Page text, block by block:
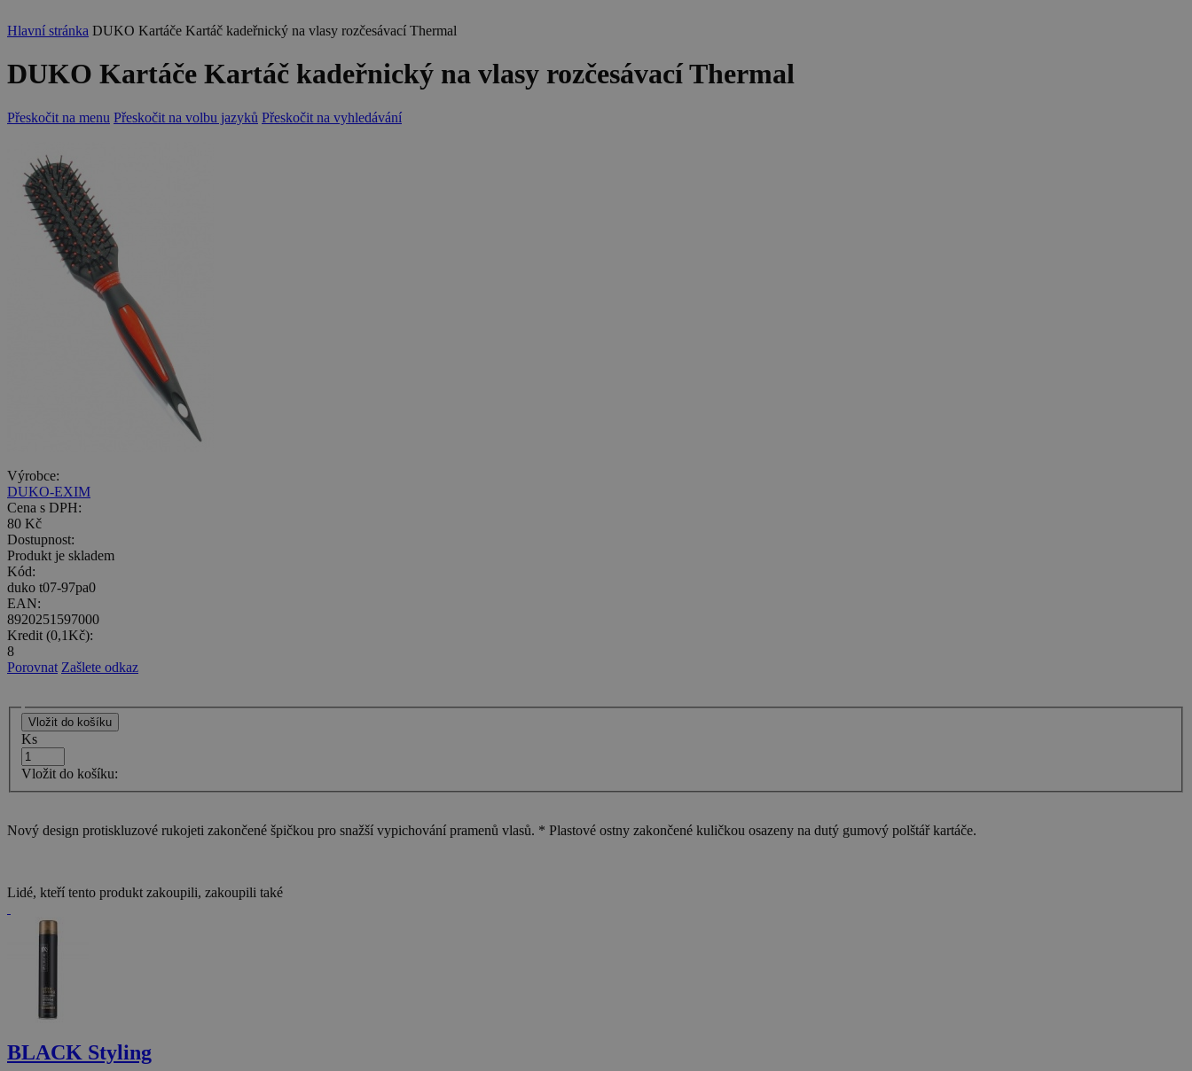
Hlavní stránka DUKO Kartáče Kartáč kadeřnický na vlasy rozčesávací Thermal
DUKO Kartáče Kartáč kadeřnický na vlasy rozčesávací Thermal
Přeskočit na menu Přeskočit na volbu jazyků Přeskočit na vyhledávání
Výrobce:
DUKO-EXIM
Cena s DPH:
80 Kč
Dostupnost:
Produkt je skladem
Kód:
duko t07-97pa0
EAN:
8920251597000
Kredit (0,1Kč):
8
Porovnat Zašlete odkaz
Ks
Vložit do košíku:
Nový design protiskluzové rukojeti zakončené špičkou pro snažší vypichování pramenů vlasů. * Plastové ostny zakončené kuličkou osazeny na dutý gumový polštář kartáče.
Lidé, kteří tento produkt zakoupili, zakoupili také
BLACK Styling